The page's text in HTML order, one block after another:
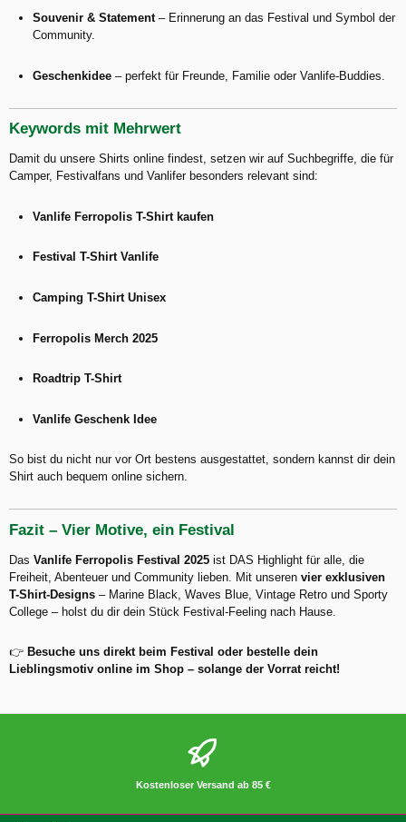
Souvenir & Statement– Erinnerung an das Festival und Symbol der
Community.
Geschenkidee– perfekt für Freunde, Familie oder Vanlife-Buddies.
Keywords mit Mehrwert
Damit du unsere Shirts online findest, setzen wir auf Suchbegriffe, die für
Camper, Festivalfans und Vanlifer besonders relevant sind:
Vanlife Ferropolis T-Shirt kaufen
Festival T-Shirt Vanlife
Camping T-Shirt Unisex
Ferropolis Merch 2025
Roadtrip T-Shirt
Vanlife Geschenk Idee
So bist du nicht nur vor Ort bestens ausgestattet, sondern kannst dir dein
Shirt auch bequem online sichern.
Fazit – Vier Motive, ein Festival
Das Vanlife Ferropolis Festival 2025 ist DAS Highlight für alle, die
Freiheit, Abenteuer und Community lieben. Mit unseren vier exklusiven
T-Shirt-Designs – Marine Black, Waves Blue, Vintage Retro und Sporty
College – holst du dir dein Stück Festival-Feeling nach Hause.
👉 Besuche uns direkt beim Festival oder bestelle dein
Lieblingsmotiv online im Shop – solange der Vorrat reicht!
Kostenloser Versand ab 85 €